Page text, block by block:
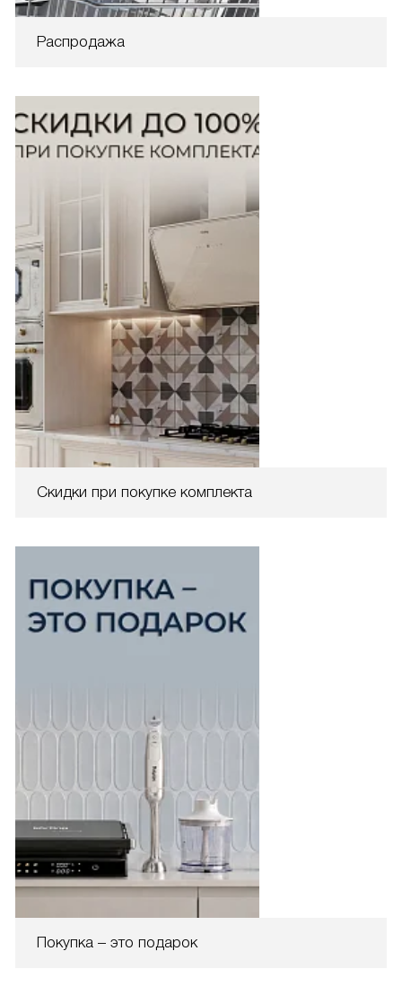
Распродажа
Скидки при покупке комплекта
Покупка – это подарок